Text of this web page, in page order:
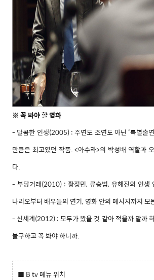
※ 꼭 봐야 할 영화
- 달콤한 인생(2005) : 주연도 조연도 아닌 ‘특별출
만큼은 최고였던 작품. <아수라>의 박성배 역할과
다.
- 부당거래(2010) : 황정민, 류승범, 유해진의 인생
나리오부터 배우들의 연기, 영화 안의 메시지까지 모
- 신세계(2012) : 모두가 봤을 것 같아 적을까 말까
불구하고 꼭 봐야 하니까.
■ B tv 메뉴 위치